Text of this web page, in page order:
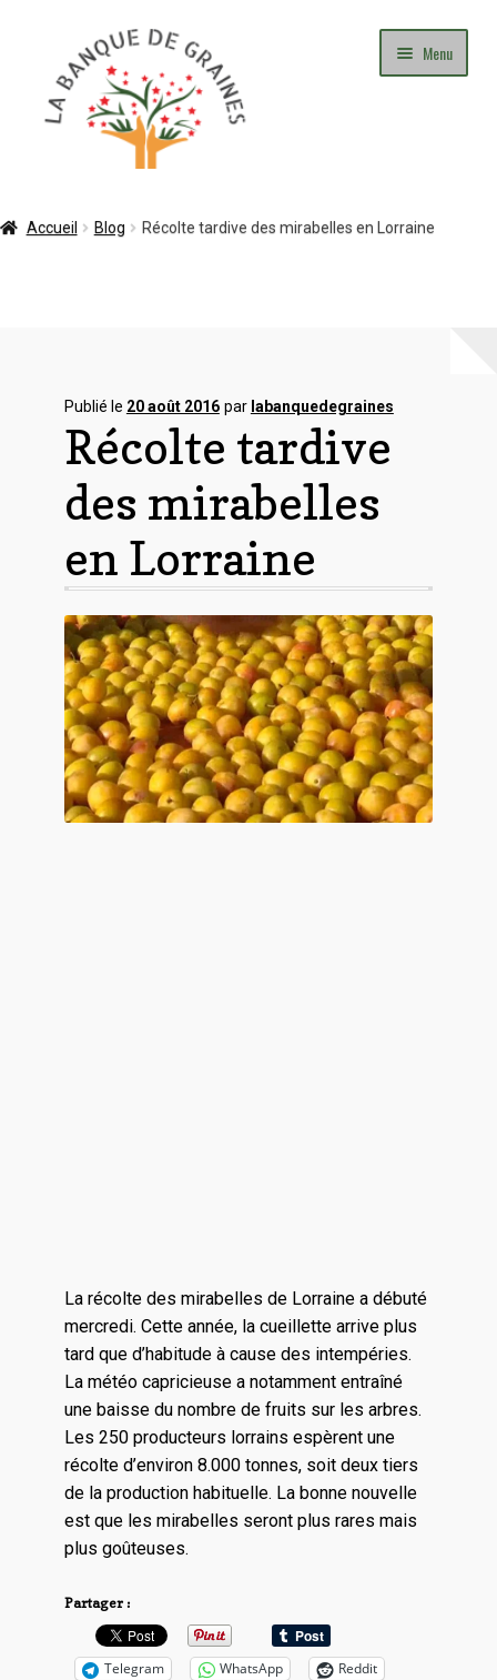
navigation
contenu
Menu
Contact
Accueil Blog Récolte tardive des mirabelles en Lorraine
Publié le 20 août 2016 par labanquedegraines
Récolte tardive
des mirabelles
en Lorraine
La récolte des mirabelles de Lorraine a débuté
mercredi. Cette année, la cueillette arrive plus
tard que d’habitude à cause des intempéries.
La météo capricieuse a notamment entraîné
une baisse du nombre de fruits sur les arbres.
Les 250 producteurs lorrains espèrent une
récolte d’environ 8.000 tonnes, soit deux tiers
de la production habituelle. La bonne nouvelle
est que les mirabelles seront plus rares mais
plus goûteuses.
Partager :
Telegram WhatsApp
Reddit